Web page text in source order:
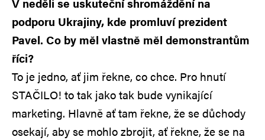
podporu Ukrajiny, kde promluví prezident
Pavel. Co by měl vlastně měl demonstrantům
říci?
To je jedno, ať jim řekne, co chce. Pro hnutí
STAČILO! to tak jako tak bude vynikající
marketing. Hlavně ať tam řekne, že se důchody
osekají, aby se mohlo zbrojit, ať řekne, že se na